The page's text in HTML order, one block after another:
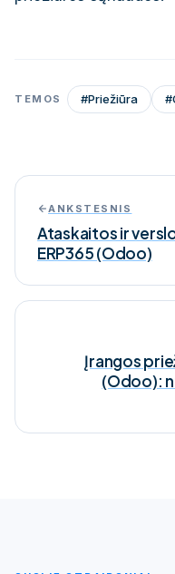
TEMOS #Priežiūra #
ANKSTESNIS
Ataskaitos ir
ERP365 (Odoo)
Įrangos
(Odoo):